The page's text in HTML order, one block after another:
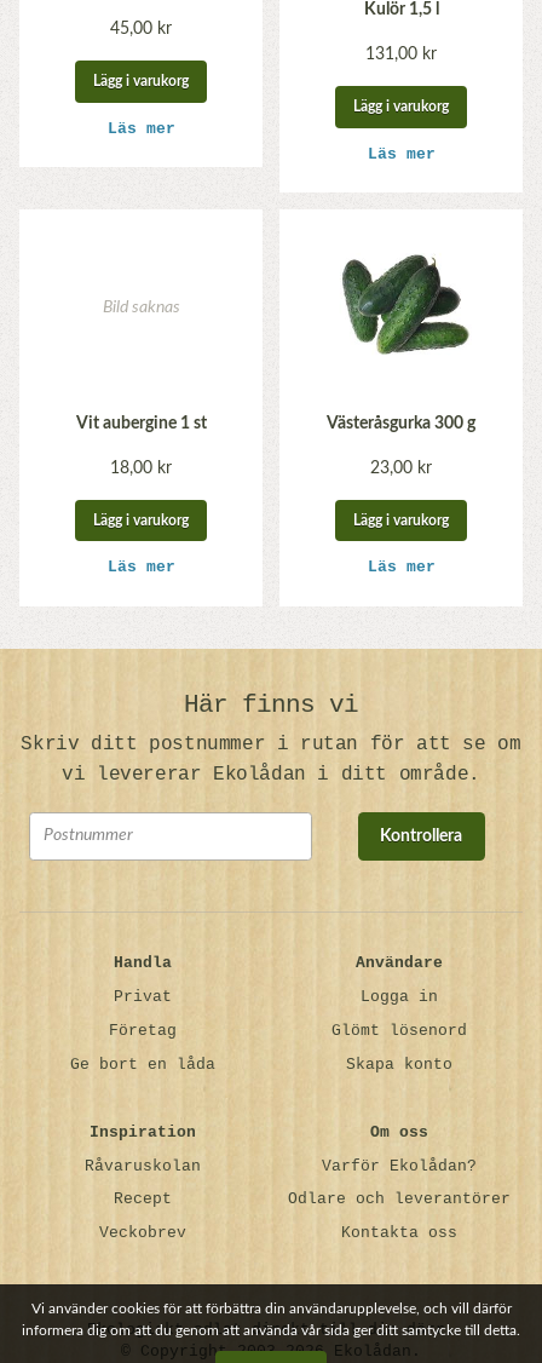
45,00 kr
Lägg i varukorg
Läs mer
Kulör 1,5 l
131,00 kr
Lägg i varukorg
Läs mer
Vit aubergine 1 st
18,00 kr
Lägg i varukorg
Läs mer
Västeråsgurka 300 g
23,00 kr
Lägg i varukorg
Läs mer
Här finns vi
Skriv ditt postnummer i rutan för att se om
vi levererar Ekolådan i ditt område.
Kontrollera
Handla
Privat
Företag
Ge bort en låda
Användare
Logga in
Glömt lösenord
Skapa konto
Inspiration
Råvaruskolan
Recept
Veckobrev
Om oss
Varför Ekolådan?
Odlare och leverantörer
Kontakta oss
Ekologiskt odlat direkt till din dörr.
© Copyright 2003-2026 Ekolådan.
Vi använder cookies för att förbättra din användarupplevelse, och vill därför
informera dig om att du genom att använda vår sida ger ditt samtycke till detta.